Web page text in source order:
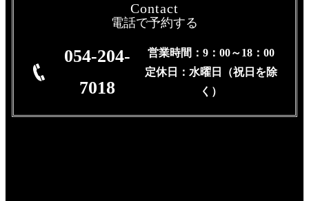
Contact
電話で予約する
054-204-
7018
営業時間：9：00～18：00
定休日：水曜日（祝日を除
く）